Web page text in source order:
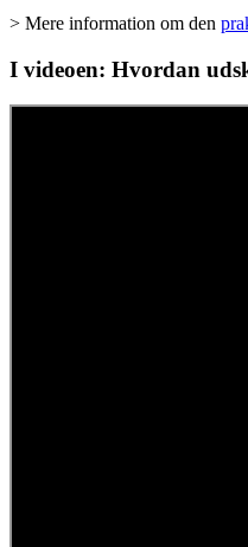
> Mere information om den
I videoen: Hvordan